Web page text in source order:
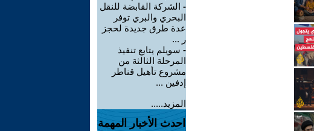
- الشركة القابضة للنقل
البحري والبري توفر
عدة طرق جديدة لحجز
ر ...
- سويلم يتابع تنفيذ
المرحلة الثالثة من
مشروع تأهيل قناطر
إدفين ...
المزيد.....
احدث الأخبار المهمة